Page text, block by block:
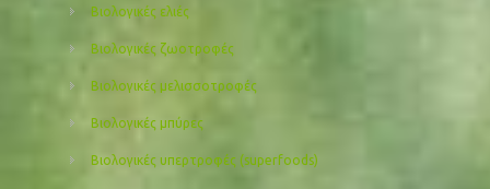
Βιολογικές ελιές
Βιολογικές ζωοτροφές
Βιολογικές μελισσοτροφές
Βιολογικές μπύρες
Βιολογικές υπερτροφές (superfoods)